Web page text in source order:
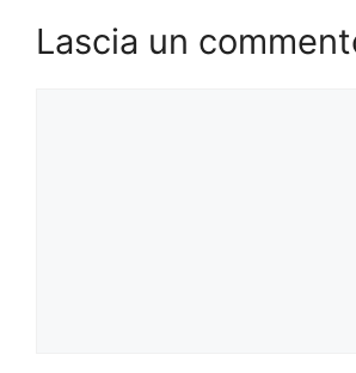
Lascia un